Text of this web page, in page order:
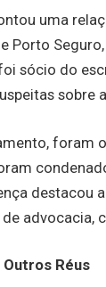
uma
Porto
sócio do
sobre
foram
destacou
advocacia,
Réus